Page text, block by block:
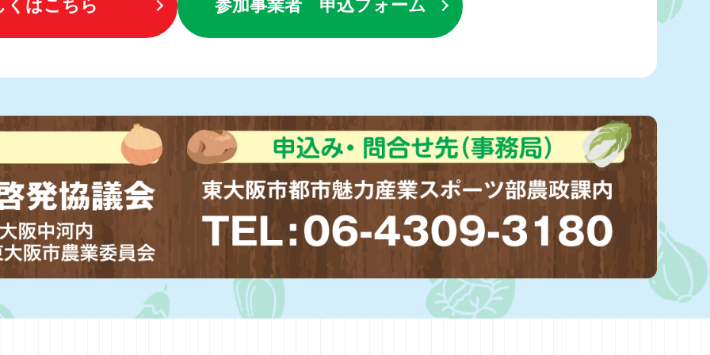
くはこちら 参加事業者 申込フォーム